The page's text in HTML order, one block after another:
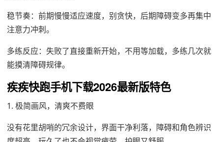
稳节奏：前期慢慢适应速度，别贪快，后期障碍变多再集中
注意力冲刺。
多练反应：失败了直接重新开始，不用等加载，多练几次就
能摸清障碍规律。
疾疾快跑手机下载2026最新版特色
1. 极简画风，清爽不费眼
没有花里胡哨的冗余设计，界面干净利落，障碍和角色辨识